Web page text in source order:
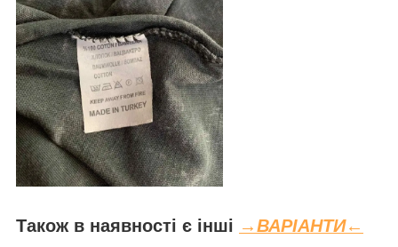
Також в наявності є інші →ВАРІАНТИ←